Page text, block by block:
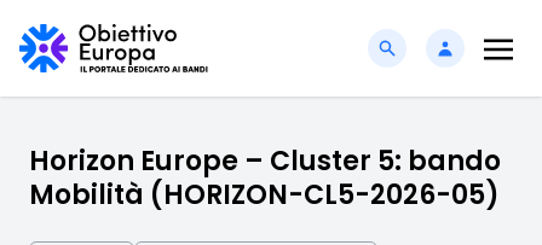
Horizon Europe – Cluster 5: bando
Mobilità (HORIZON-CL5-2026-05)